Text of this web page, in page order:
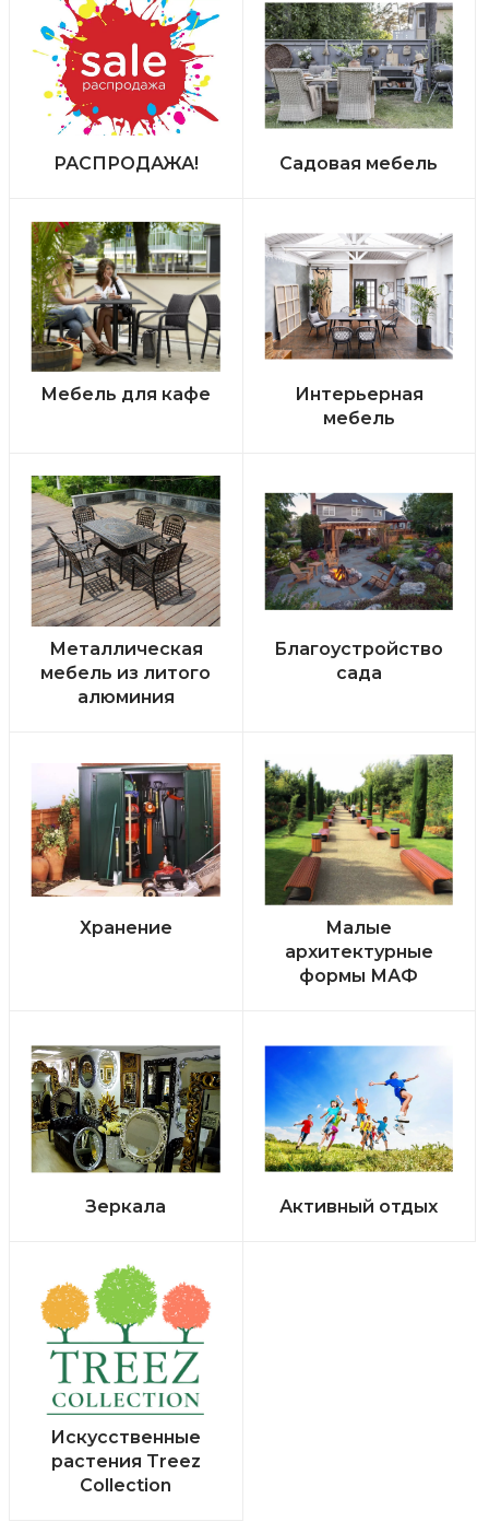
РАСПРОДАЖА! Садовая мебель
Мебель для кафе
Интерьерная
мебель
Металлическая
мебель из литого
алюминия
Благоустройство
сада
Хранение
Малые
архитектурные
формы МАФ
Зеркала Активный отдых
Искусственные
растения Treez
Collection